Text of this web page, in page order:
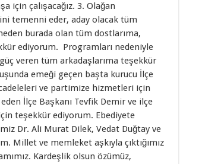
çalışacağız. 3. Olağan
temenni eder, aday olacak tüm
burada olan tüm dostlarıma,
ediyorum. Programları nedeniyle
veren tüm arkadaşlarıma teşekkür
emeği geçen başta kurucu İlçe
ve partimize hizmetleri için
İlçe Başkanı Tevfik Demir ve ilçe
teşekkür ediyorum. Ebediyete
Dr. Ali Murat Dilek, Vedat Duğtay ve
Millet ve memleket aşkıyla çıktığımız
Kardeşlik olsun özümüz,